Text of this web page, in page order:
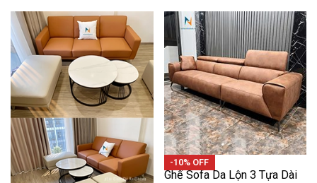
-10% OFF
Ghế Sofa Da Lộn 3 Tựa Dài